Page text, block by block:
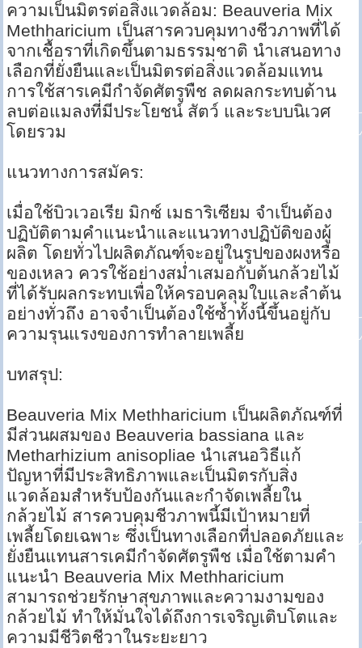
ความเป็นมิตรต่อสิ่งแวดล้อม: Beauveria Mix
Methharicium เป็นสารควบคุมทางชีวภาพที่ได้
จากเชื้อราที่เกิดขึ้นตามธรรมชาติ นำเสนอทาง
เลือกที่ยั่งยืนและเป็นมิตรต่อสิ่งแวดล้อมแทน
การใช้สารเคมีกำจัดศัตรูพืช ลดผลกระทบด้าน
ลบต่อแมลงที่มีประโยชน์ สัตว์ และระบบนิเวศ
โดยรวม
แนวทางการสมัคร:
เมื่อใช้บิวเวอเรีย มิกซ์ เมธาริเซียม จำเป็นต้อง
ปฏิบัติตามคำแนะนำและแนวทางปฏิบัติของผู้
ผลิต โดยทั่วไปผลิตภัณฑ์จะอยู่ในรูปของผงหรือ
ของเหลว ควรใช้อย่างสม่ำเสมอกับต้นกล้วยไม้
ที่ได้รับผลกระทบเพื่อให้ครอบคลุมใบและลำต้น
อย่างทั่วถึง อาจจำเป็นต้องใช้ซ้ำทั้งนี้ขึ้นอยู่กับ
ความรุนแรงของการทำลายเพลี้ย
บทสรุป:
Beauveria Mix Methharicium เป็นผลิตภัณฑ์ที่
มีส่วนผสมของ Beauveria bassiana และ
Metharhizium anisopliae นำเสนอวิธีแก้
ปัญหาที่มีประสิทธิภาพและเป็นมิตรกับสิ่ง
แวดล้อมสำหรับป้องกันและกำจัดเพลี้ยใน
กล้วยไม้ สารควบคุมชีวภาพนี้มีเป้าหมายที่
เพลี้ยโดยเฉพาะ ซึ่งเป็นทางเลือกที่ปลอดภัยและ
ยั่งยืนแทนสารเคมีกำจัดศัตรูพืช เมื่อใช้ตามคำ
แนะนำ Beauveria Mix Methharicium
สามารถช่วยรักษาสุขภาพและความงามของ
กล้วยไม้ ทำให้มั่นใจได้ถึงการเจริญเติบโตและ
ความมีชีวิตชีวาในระยะยาว